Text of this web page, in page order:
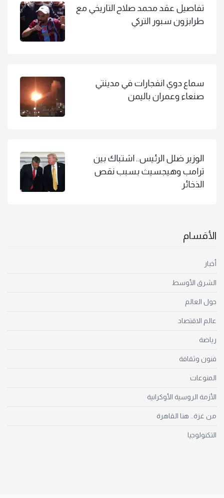
تفاصيل عقد محمد صلاح التاريخي مع
طرابزون سبور التركي
سماع دوي انفجارات في مدينتي
صنعاء وعمران باليمن
الوزير ضلل الرئيس.. اشتباك بين
ترامب وهيجسيث بسبب نقص
الذخائر
الأقسام
أخبار
الشرق الأوسط
حول العالم
عالم الاقتصاد
رياضة
فنون وثقافة
المنوعات
الأزمة الروسية الأوكرانية
من غزة.. هنا القاهرة
التكنولوجيا